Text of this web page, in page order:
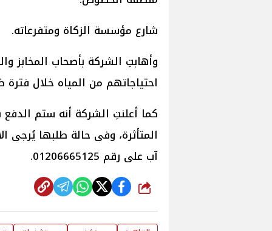
شارع مؤسسة الزكاة ومتفرعاته.
وأهابتِ الشركة بأصحاب المخابز
احتياجاتهم من المياه خلال
كما أعلنتِ الشركة أنه ستم الدفع
آب على رقم 01206665125.
شارك